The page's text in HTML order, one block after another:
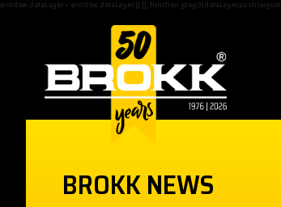
window.dataLayer = window.dataLayer || []; function
BROKK NEWS